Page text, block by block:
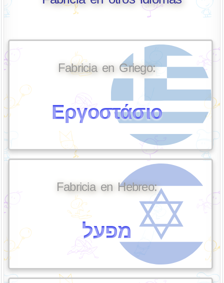
Fabricia en Griego:
Εργοστάσιο
Fabricia en Hebreo:
מפעל